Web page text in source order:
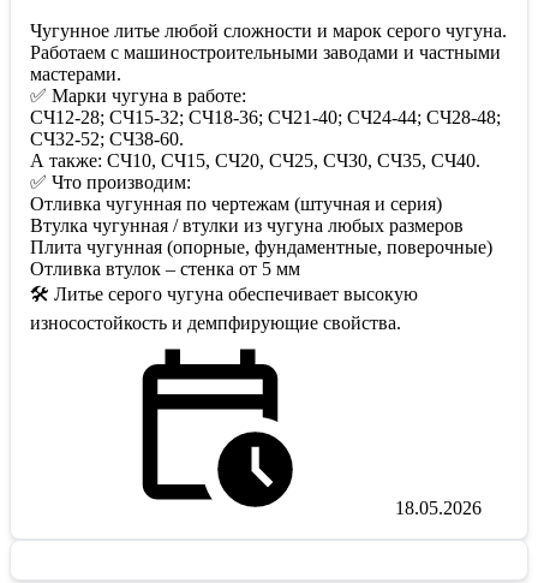
Чугунное литье любой сложности и марок серого чугуна.
Работаем с машиностроительными заводами и частными
мастерами.
✅ Марки чугуна в работе:
СЧ12-28; СЧ15-32; СЧ18-36; СЧ21-40; СЧ24-44; СЧ28-48;
СЧ32-52; СЧ38-60.
А также: СЧ10, СЧ15, СЧ20, СЧ25, СЧ30, СЧ35, СЧ40.
✅ Что производим:
Отливка чугунная по чертежам (штучная и серия)
Втулка чугунная / втулки из чугуна любых размеров
Плита чугунная (опорные, фундаментные, поверочные)
Отливка втулок – стенка от 5 мм
🛠 Литье серого чугуна обеспечивает высокую
износостойкость и демпфирующие свойства.
18.05.2026